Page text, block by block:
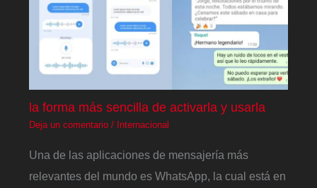
la forma más sencilla de activarla y usarla
Deja un comentario / Internacional
Una de las aplicaciones de mensajería más
relevantes del mundo es WhatsApp, la cual está en